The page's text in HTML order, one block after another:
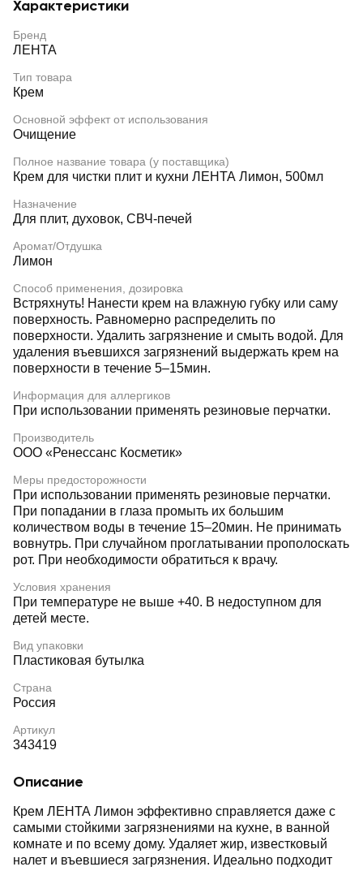
Характеристики
Бренд
ЛЕНТА
Тип товара
Крем
Основной эффект от использования
Очищение
Полное название товара (у поставщика)
Крем для чистки плит и кухни ЛЕНТА Лимон, 500мл
Назначение
Для плит, духовок, СВЧ-печей
Аромат/Отдушка
Лимон
Способ применения, дозировка
Встряхнуть! Нанести крем на влажную губку или саму
поверхность. Равномерно распределить по
поверхности. Удалить загрязнение и смыть водой. Для
удаления въевшихся загрязнений выдержать крем на
поверхности в течение 5–15мин.
Информация для аллергиков
При использовании применять резиновые перчатки.
Производитель
ООО «Ренессанс Косметик»
Меры предосторожности
При использовании применять резиновые перчатки.
При попадании в глаза промыть их большим
количеством воды в течение 15–20мин. Не принимать
вовнутрь. При случайном проглатывании прополоскать
рот. При необходимости обратиться к врачу.
Условия хранения
При температуре не выше +40. В недоступном для
детей месте.
Вид упаковки
Пластиковая бутылка
Страна
Россия
Артикул
343419
Описание
Крем ЛЕНТА Лимон эффективно справляется даже с
самыми стойкими загрязнениями на кухне, в ванной
комнате и по всему дому. Удаляет жир, известковый
налет и въевшиеся загрязнения. Идеально подходит